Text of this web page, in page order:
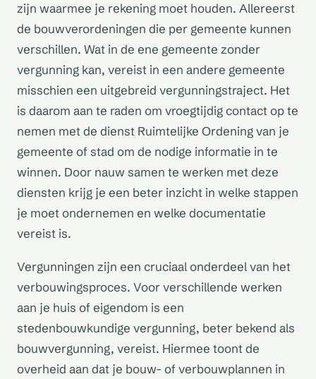
zijn waarmee je rekening moet houden. Allereerst
de bouwverordeningen die per gemeente kunnen
verschillen. Wat in de ene gemeente zonder
vergunning kan, vereist in een andere gemeente
misschien een uitgebreid vergunningstraject. Het
is daarom aan te raden om vroegtijdig contact op te
nemen met de dienst Ruimtelijke Ordening van je
gemeente of stad om de nodige informatie in te
winnen. Door nauw samen te werken met deze
diensten krijg je een beter inzicht in welke stappen
je moet ondernemen en welke documentatie
vereist is.
Vergunningen zijn een cruciaal onderdeel van het
verbouwingsproces. Voor verschillende werken
aan je huis of eigendom is een
stedenbouwkundige vergunning, beter bekend als
bouwvergunning, vereist. Hiermee toont de
overheid aan dat je bouw- of verbouwplannen in